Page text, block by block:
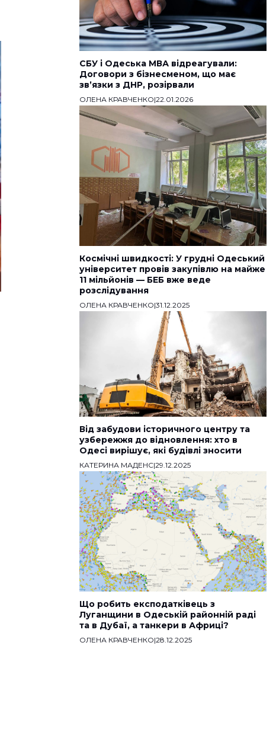
СБУ і Одеська МВА відреагували:
Договори з бізнесменом, що має
звʼязки з ДНР, розірвали
ОЛЕНА КРАВЧЕНКО|22.01.2026
Космічні швидкості: У грудні Одеський
університет провів закупівлю на майже
11 мільйонів — БЕБ вже веде
розслідування
ОЛЕНА КРАВЧЕНКО|31.12.2025
Від забудови історичного центру та
узбережжя до відновлення: хто в
Одесі вирішує, які будівлі зносити
КАТЕРИНА МАДЕНС|29.12.2025
Що робить експодатківець з
Луганщини в Одеській районній раді
та в Дубаї, а танкери в Африці?
ОЛЕНА КРАВЧЕНКО|28.12.2025